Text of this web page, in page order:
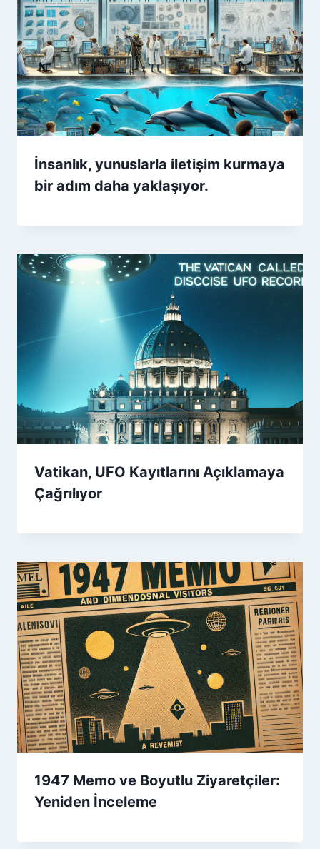
İnsanlık, yunuslarla iletişim kurmaya
bir adım daha yaklaşıyor.
Vatikan, UFO Kayıtlarını Açıklamaya
Çağrılıyor
1947 Memo ve Boyutlu Ziyaretçiler:
Yeniden İnceleme